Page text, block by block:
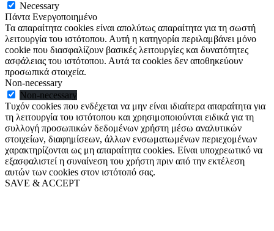
Necessary
Πάντα Ενεργοποιημένο
Τα απαραίτητα cookies είναι απολύτως απαραίτητα για τη σωστή
λειτουργία του ιστότοπου. Αυτή η κατηγορία περιλαμβάνει μόνο
cookie που διασφαλίζουν βασικές λειτουργίες και δυνατότητες
ασφάλειας του ιστότοπου. Αυτά τα cookies δεν αποθηκεύουν
προσωπικά στοιχεία.
Non-necessary
Non-necessary
Τυχόν cookies που ενδέχεται να μην είναι ιδιαίτερα απαραίτητα για
τη λειτουργία του ιστότοπου και χρησιμοποιούνται ειδικά για τη
συλλογή προσωπικών δεδομένων χρήστη μέσω αναλυτικών
στοιχείων, διαφημίσεων, άλλων ενσωματωμένων περιεχομένων
χαρακτηρίζονται ως μη απαραίτητα cookies. Είναι υποχρεωτικό να
εξασφαλιστεί η συναίνεση του χρήστη πριν από την εκτέλεση
αυτών των cookies στον ιστότοπό σας.
SAVE & ACCEPT